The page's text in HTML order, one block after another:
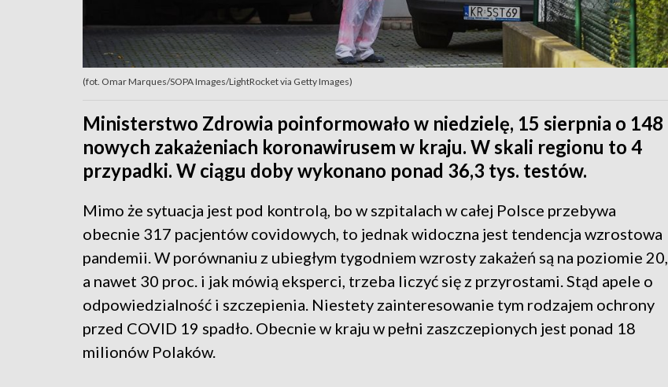
(fot. Omar Marques/SOPA Images/LightRocket via Getty Images)
Ministerstwo Zdrowia poinformowało w niedzielę, 15 sierpnia o 148
nowych zakażeniach koronawirusem w kraju. W skali regionu to 4
przypadki. W ciągu doby wykonano ponad 36,3 tys. testów.
Mimo że sytuacja jest pod kontrolą, bo w szpitalach w całej Polsce przebywa
obecnie 317 pacjentów covidowych, to jednak widoczna jest tendencja wzrostowa
pandemii. W porównaniu z ubiegłym tygodniem wzrosty zakażeń są na poziomie 20,
a nawet 30 proc. i jak mówią eksperci, trzeba liczyć się z przyrostami. Stąd apele o
odpowiedzialność i szczepienia. Niestety zainteresowanie tym rodzajem ochrony
przed COVID 19 spadło. Obecnie w kraju w pełni zaszczepionych jest ponad 18
milionów Polaków.